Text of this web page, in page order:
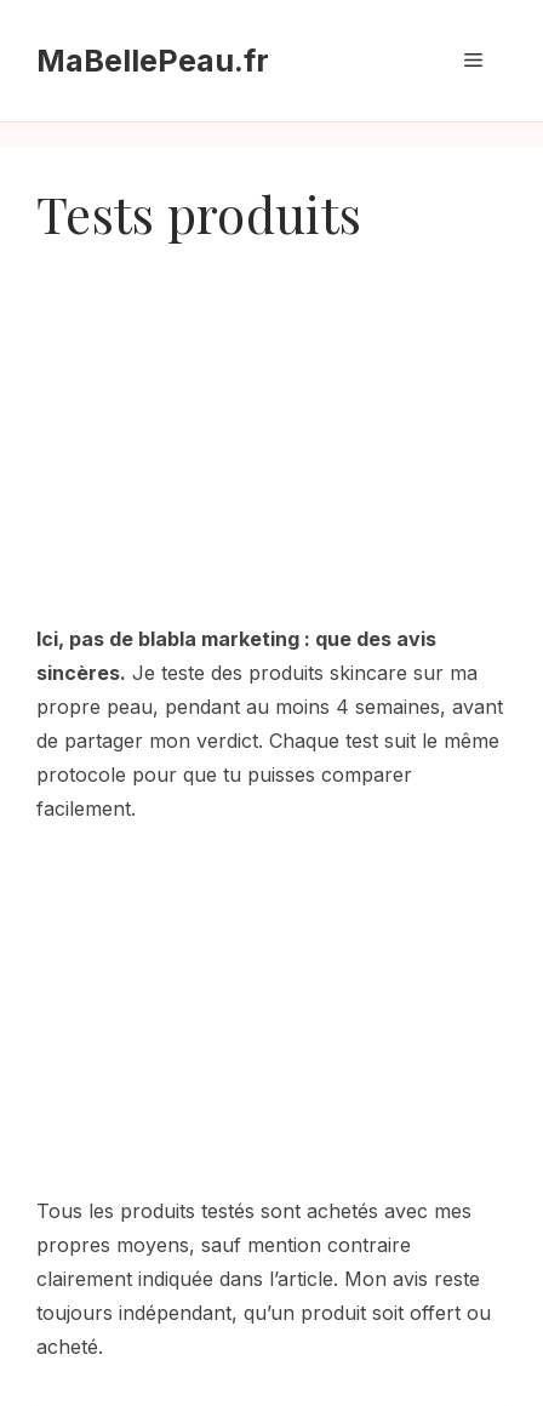
contenuMaBellePeau.fr Menu
Tests produits
Ici, pas de blabla marketing : que des avis
sincères. Je teste des produits skincare sur ma
propre peau, pendant au moins 4 semaines, avant
de partager mon verdict. Chaque test suit le même
protocole pour que tu puisses comparer
facilement.
Tous les produits testés sont achetés avec mes
propres moyens, sauf mention contraire
clairement indiquée dans l’article. Mon avis reste
toujours indépendant, qu’un produit soit offert ou
acheté.